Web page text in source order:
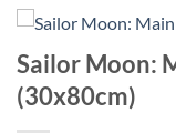
Sailor Moon:
(30x80cm)